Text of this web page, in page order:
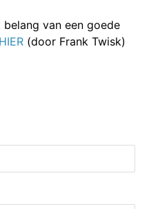
van een goede
(door Frank Twisk)